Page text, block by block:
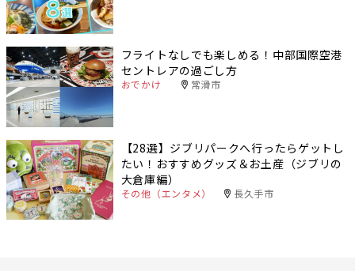
フライトなしでも楽しめる！中部国際空港
セントレアの過ごし方
おでかけ 常滑市
【28選】ジブリパークへ行ったらゲットし
たい！おすすめグッズ＆お土産（ジブリの
大倉庫編）
その他（エンタメ） 長久手市